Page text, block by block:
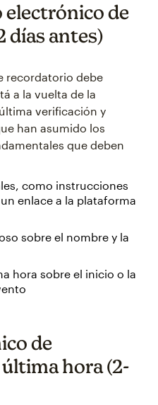
electrónico de
días antes)
recordatorio debe
a la vuelta de la
verificación y
han asumido los
que deben
como instrucciones
enlace a la plataforma
sobre el nombre y la
hora sobre el inicio o la
de
hora (2-